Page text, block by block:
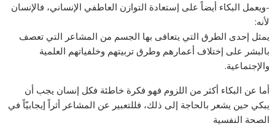
-ويعمل البكاء أيضاً على إستعادة التوازن العاطفي الإنساني، فالإنسان
لأنه:
يمثل إحدى الطرق التي يتعافى بها الجسم من المشاعر التي تعصف
بالبشر على إختلاف أعمارهم وطرق تربيتهم وخلفياتهم العلمية
والإجتماعية.
أما عن البكاء أكثر من اللزوم فهو فكرة خاطئة فكل إنسان يجب أن
يبكي حين يشعر بالحاجة إلى ذلك، فللتعبير عن المشاعر أثراً إيجابيّاً في
الصحة النفسية